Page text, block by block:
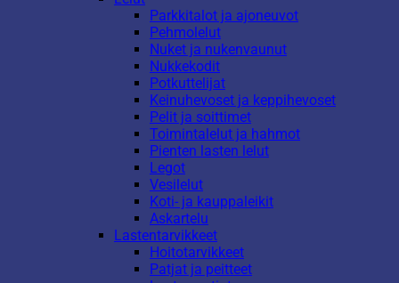
Parkkitalot ja ajoneuvot
Pehmolelut
Nuket ja nukenvaunut
Nukkekodit
Potkuttelijat
Keinuhevoset ja keppihevoset
Pelit ja soittimet
Toimintalelut ja hahmot
Pienten lasten lelut
Legot
Vesilelut
Koti- ja kauppaleikit
Askartelu
Lastentarvikkeet
Hoitotarvikkeet
Patjat ja peitteet